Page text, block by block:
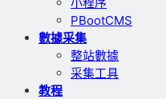
PBootCMS
數據采集
整站數據
采集工具
教程